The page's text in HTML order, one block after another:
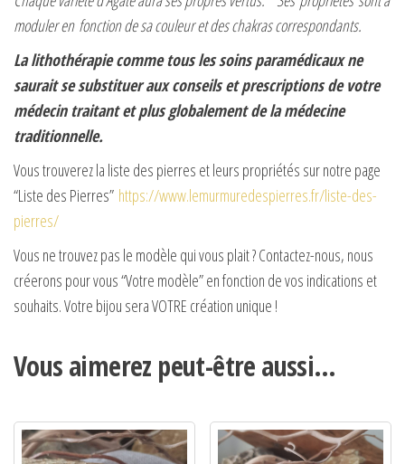
moduler en fonction de sa couleur et des chakras correspondants.
La lithothérapie comme tous les soins paramédicaux ne
saurait se substituer aux conseils et prescriptions de votre
médecin traitant et plus globalement de la médecine
traditionnelle.
Vous trouverez la liste des pierres et leurs propriétés sur notre page
“Liste des Pierres” https://www.lemurmuredespierres.fr/liste-des-
pierres/
Vous ne trouvez pas le modèle qui vous plait ? Contactez-nous, nous
créerons pour vous “Votre modèle” en fonction de vos indications et
souhaits. Votre bijou sera VOTRE création unique !
Vous aimerez peut-être aussi…